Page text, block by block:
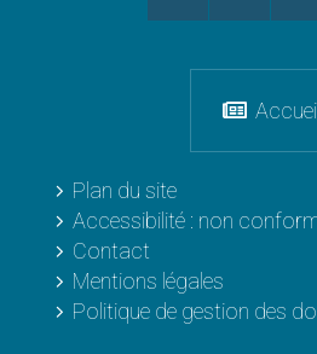
Accueil
Plan du site
Accessibilité : non
Contact
Mentions légales
Politique de gestion des